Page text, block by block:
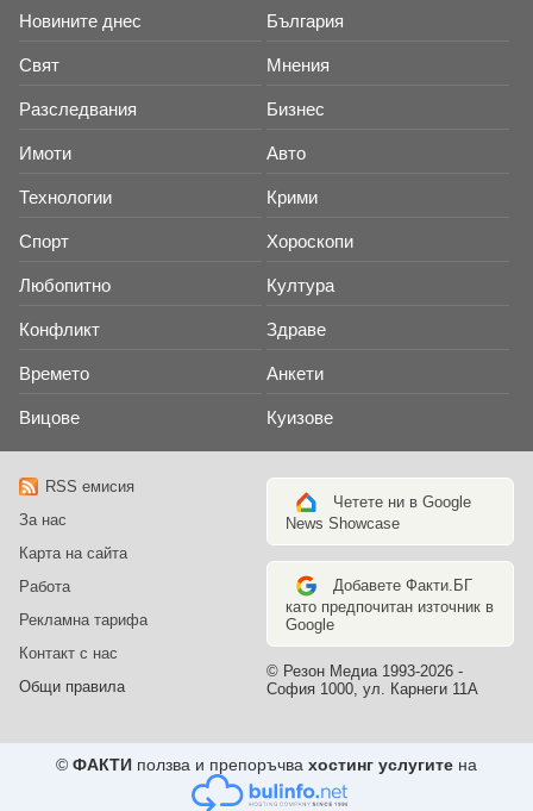
Новините днес България
Свят Мнения
Разследвания Бизнес
Имоти Авто
Технологии Крими
Спорт Хороскопи
Любопитно Култура
Конфликт Здраве
Времето Анкети
Вицове Куизове
RSS емисия
За нас
Карта на сайта
Работа
Рекламна тарифа
Контакт с нас
Общи правила
Четете ни в Google
News Showcase
Добавете Факти.БГ
като предпочитан източник в
Google
© Резон Медиа 1993-2026 -
София 1000, ул. Карнеги 11А
© ФАКТИ ползва и препоръчва хостинг услугите на